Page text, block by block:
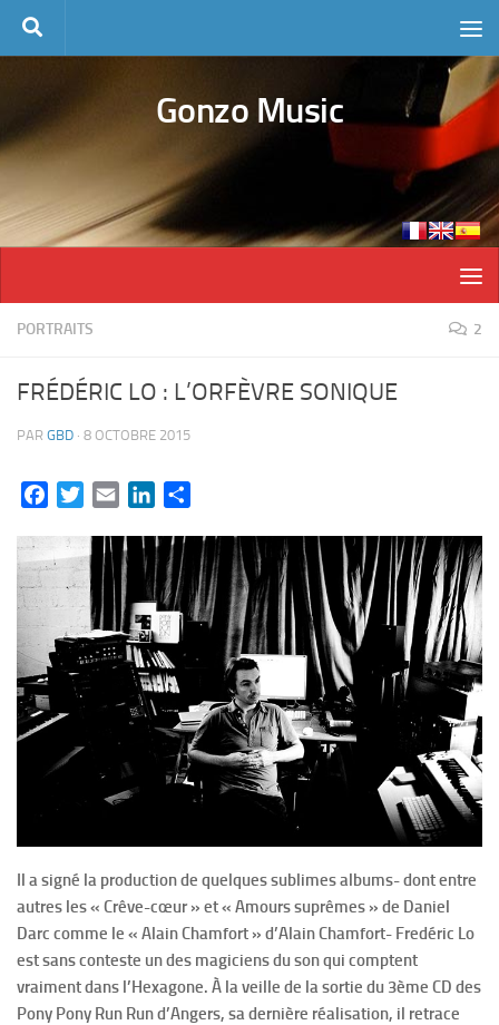
Skip to content
Gonzo Music
PORTRAITS 2
FRÉDÉRIC LO : L’ORFÈVRE SONIQUE
PAR GBD · 8 OCTOBRE 2015
FacebookTwitterEmail LinkedIn
Il a signé la production de quelques sublimes albums- dont entre
autres les « Crêve-cœur » et « Amours suprêmes » de Daniel
Darc comme le « Alain Chamfort » d’Alain Chamfort- Fredéric Lo
est sans conteste un des magiciens du son qui comptent
vraiment dans l’Hexagone. À la veille de la sortie du 3ème CD des
Pony Pony Run Run d’Angers, sa dernière réalisation, il retrace